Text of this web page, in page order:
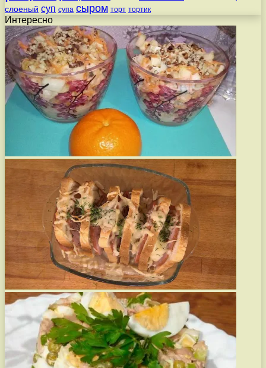
слоеный суп супа сыром торт тортик
Интересно